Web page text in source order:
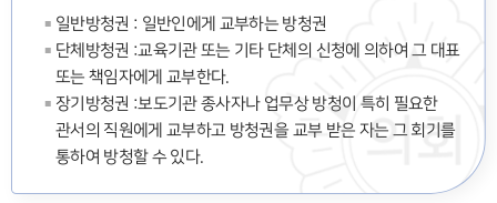
일반방청권 : 일반인에게 교부하는 방청권
단체방청권 :교육기관 또는 기타 단체의 신청에 의하여 그 대표
또는 책임자에게 교부한다.
장기방청권 :보도기관 종사자나 업무상 방청이 특히 필요한
관서의 직원에게 교부하고 방청권을 교부 받은 자는 그 회기를
통하여 방청할 수 있다.